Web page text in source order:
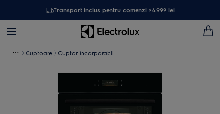
Transport inclus pentru comenzi >4.999 lei
Cuptoare Cuptor încorporabil